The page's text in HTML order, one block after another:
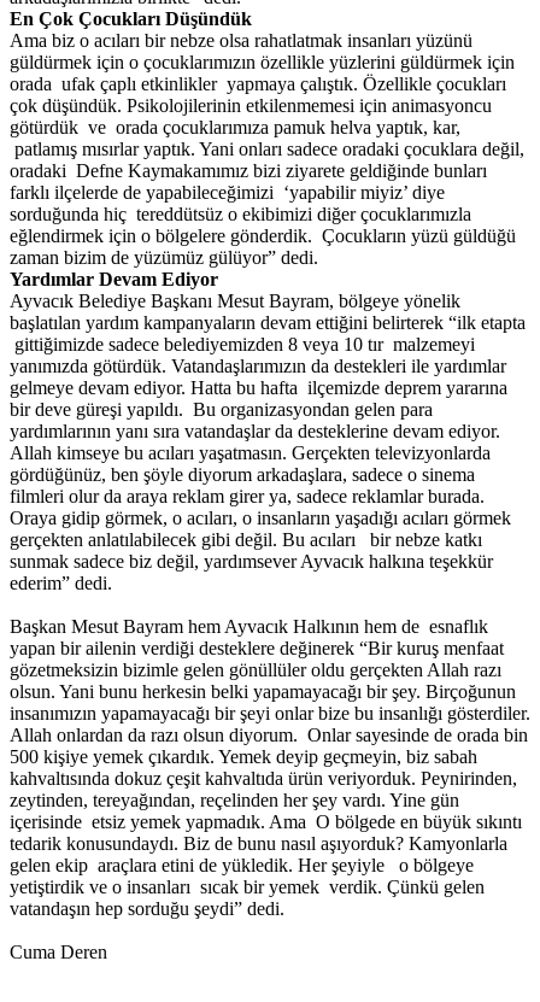
En Çok Çocukları Düşündük
Ama biz o acıları bir nebze olsa rahatlatmak insanları yüzünü
güldürmek için o çocuklarımızın özellikle yüzlerini güldürmek için
orada ufak çaplı etkinlikler yapmaya çalıştık. Özellikle çocukları
çok düşündük. Psikolojilerinin etkilenmemesi için animasyoncu
götürdük ve orada çocuklarımıza pamuk helva yaptık, kar,
patlamış mısırlar yaptık. Yani onları sadece oradaki çocuklara değil,
oradaki Defne Kaymakamımız bizi ziyarete geldiğinde bunları
farklı ilçelerde de yapabileceğimizi ‘yapabilir miyiz’ diye
sorduğunda hiç tereddütsüz o ekibimizi diğer çocuklarımızla
eğlendirmek için o bölgelere gönderdik. Çocukların yüzü güldüğü
zaman bizim de yüzümüz gülüyor” dedi.
Yardımlar Devam Ediyor
Ayvacık Belediye Başkanı Mesut Bayram, bölgeye yönelik
başlatılan yardım kampanyaların devam ettiğini belirterek “ilk etapta
gittiğimizde sadece belediyemizden 8 veya 10 tır malzemeyi
yanımızda götürdük. Vatandaşlarımızın da destekleri ile yardımlar
gelmeye devam ediyor. Hatta bu hafta ilçemizde deprem yararına
bir deve güreşi yapıldı. Bu organizasyondan gelen para
yardımlarının yanı sıra vatandaşlar da desteklerine devam ediyor.
Allah kimseye bu acıları yaşatmasın. Gerçekten televizyonlarda
gördüğünüz, ben şöyle diyorum arkadaşlara, sadece o sinema
filmleri olur da araya reklam girer ya, sadece reklamlar burada.
Oraya gidip görmek, o acıları, o insanların yaşadığı acıları görmek
gerçekten anlatılabilecek gibi değil. Bu acıları bir nebze katkı
sunmak sadece biz değil, yardımsever Ayvacık halkına teşekkür
ederim” dedi.
Başkan Mesut Bayram hem Ayvacık Halkının hem de esnaflık
yapan bir ailenin verdiği desteklere değinerek “Bir kuruş menfaat
gözetmeksizin bizimle gelen gönüllüler oldu gerçekten Allah razı
olsun. Yani bunu herkesin belki yapamayacağı bir şey. Birçoğunun
insanımızın yapamayacağı bir şeyi onlar bize bu insanlığı gösterdiler.
Allah onlardan da razı olsun diyorum. Onlar sayesinde de orada bin
500 kişiye yemek çıkardık. Yemek deyip geçmeyin, biz sabah
kahvaltısında dokuz çeşit kahvaltıda ürün veriyorduk. Peynirinden,
zeytinden, tereyağından, reçelinden her şey vardı. Yine gün
içerisinde etsiz yemek yapmadık. Ama O bölgede en büyük sıkıntı
tedarik konusundaydı. Biz de bunu nasıl aşıyorduk? Kamyonlarla
gelen ekip araçlara etini de yükledik. Her şeyiyle o bölgeye
yetiştirdik ve o insanları sıcak bir yemek verdik. Çünkü gelen
vatandaşın hep sorduğu şeydi” dedi.
Cuma Deren